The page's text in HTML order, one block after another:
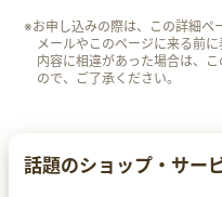
※お申し込みの際は、この詳細ペ
メールやこのページに来る前
内容に相違があった場合は、
ので、ご了承ください。
話題のショップ・サー